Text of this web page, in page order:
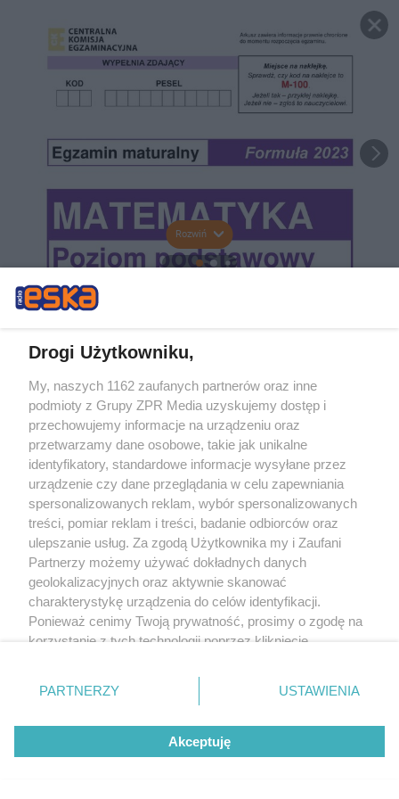
Rozwiń
Drogi Użytkowniku,
My, naszych 1162 zaufanych partnerów oraz inne
podmioty z Grupy ZPR Media uzyskujemy dostęp i
przechowujemy informacje na urządzeniu oraz
przetwarzamy dane osobowe, takie jak unikalne
identyfikatory, standardowe informacje wysyłane przez
urządzenie czy dane przeglądania w celu zapewniania
spersonalizowanych reklam, wybór spersonalizowanych
treści, pomiar reklam i treści, badanie odbiorców oraz
ulepszanie usług. Za zgodą Użytkownika my i Zaufani
Partnerzy możemy używać dokładnych danych
geolokalizacyjnych oraz aktywnie skanować
charakterystykę urządzenia do celów identyfikacji.
Ponieważ cenimy Twoją prywatność, prosimy o zgodę na
korzystanie z tych technologii poprzez kliknięcie
zmienić/wycofać klikając przycisk ustawień prywatności
znajdujący się w lewym dolnym rogu strony
rodzaje przetwarzania danych nie wymagają zgody
użytkownika, ale masz prawo sprzeciwić się takiemu
przetwarzaniu. Preferencje będą miały zastosowanie tylko
PARTNERZY USTAWIENIA
Akceptuję